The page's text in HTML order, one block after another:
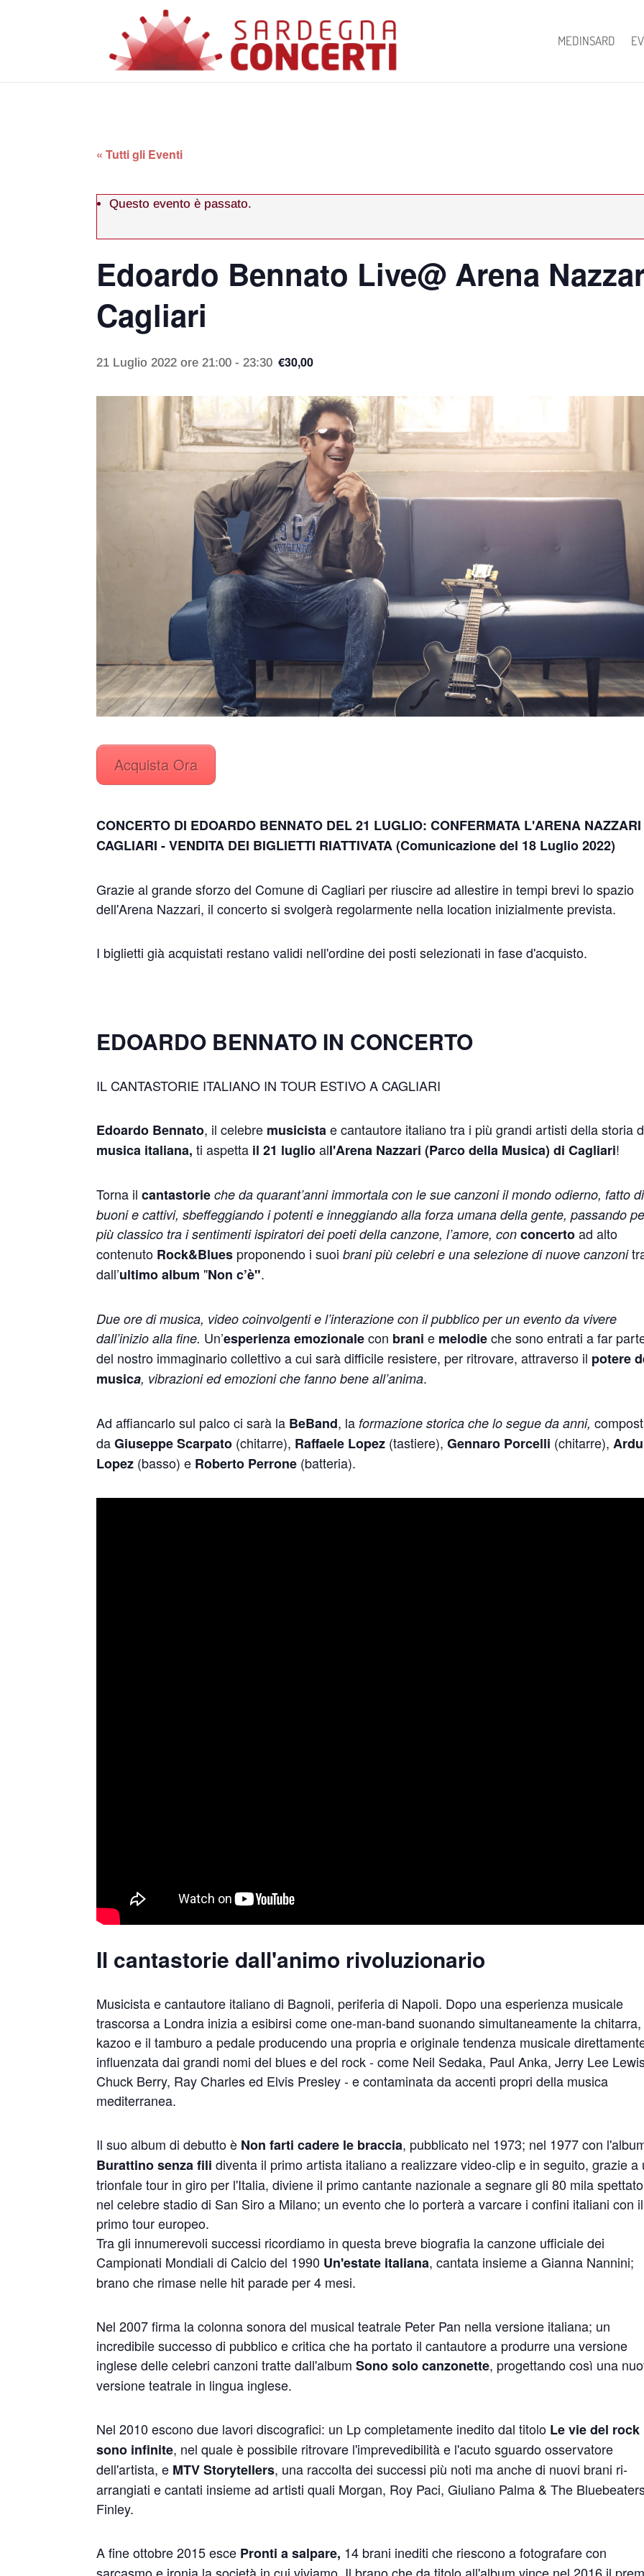
MEDINSARD
« Tutti gli Eventi
Questo evento è passato.
Edoardo Bennato Live@ Arena
Cagliari
21 Luglio 2022 ore 21:00 -23:30 €30,00
Acquista Ora
CONCERTO DI EDOARDO BENNATO DEL 21 LUGLIO: CONFERMATA L'ARENA
CAGLIARI - VENDITA DEI BIGLIETTI RIATTIVATA (Comunicazione del 18 Luglio 2022)
Grazie al grande sforzo del Comune di Cagliari per riuscire ad allestire in tempi brevi lo spazio
dell'Arena Nazzari, il concerto si svolgerà regolarmente nella location inizialmente prevista.
I biglietti già acquistati restano validi nell'ordine dei posti selezionati in fase d'acquisto.
EDOARDO BENNATO IN CONCERTO
IL CANTASTORIE ITALIANO IN TOUR ESTIVO A CAGLIARI
Edoardo Bennato, il celebre musicistae cantautore italiano tra i più grandi artisti della storia
musica italiana, ti aspetta il 21 luglioall'Arena Nazzari (Parco della Musica) di Cagliari!
Torna il cantastorie che da quarant’anni immortala con le sue canzoni il mondo odierno, fatto di
buoni e cattivi, sbeffeggiando i potenti e inneggiando alla forza umana della gente, passando
più classico tra i sentimenti ispiratori dei poeti della canzone, l’amore, con concertoad alto
contenuto Rock&Blues proponendo i suoibrani più celebri e una selezione di nuove canzoni
dall’ultimo album "Non c’è".
Due ore di musica, video coinvolgenti e l’interazione con il pubblico per un evento da vivere
dall’inizio alla fine. Un’esperienza emozionalecon brani e melodieche sono entrati a far
del nostro immaginario collettivo a cui sarà difficile resistere, per ritrovare, attraverso il potere
musica, vibrazioni ed emozioni che fanno bene all’anima.
Ad affiancarlo sul palco ci sarà la BeBand, la formazione storica che lo segue da anni,
daGiuseppe Scarpato (chitarre), Raffaele Lopez (tastiere),Gennaro Porcelli (chitarre),
Lopez (basso) e Roberto Perrone (batteria).
Il cantastorie dall'animo rivoluzionario
Musicista e cantautore italiano di Bagnoli, periferia di Napoli. Dopo una esperienza musicale
trascorsa a Londra inizia a esibirsi come one-man-band suonando simultaneamente la
kazoo e il tamburo a pedale producendo una propria e originale tendenza musicale
influenzata dai grandi nomi del blues e del rock - come Neil Sedaka, Paul Anka, Jerry Lee
Chuck Berry, Ray Charles ed Elvis Presley - e contaminata da accenti propri della musica
mediterranea.
Il suo album di debutto è Non farti cadere le braccia, pubblicato nel 1973; nel 1977 con
Burattino senza filidiventa il primo artista italiano a realizzare video-clip e in seguito, grazie a
trionfale tour in giro per l'Italia, diviene il primo cantante nazionale a segnare gli 80 mila
nel celebre stadio di San Siro a Milano; un evento che lo porterà a varcare i confini italiani con il
primo tour europeo.
Tra gli innumerevoli successi ricordiamo in questa breve biografia la canzone ufficiale dei
Campionati Mondiali di Calcio del 1990 Un'estate italiana, cantata insieme a Gianna Nannini;
brano che rimase nelle hit parade per 4 mesi.
Nel 2007 firma la colonna sonora del musical teatrale Peter Pan nella versione italiana; un
incredibile successo di pubblico e critica che ha portato il cantautore a produrre una versione
inglese delle celebri canzoni tratte dall'albumSono solo canzonette, progettando così una
versione teatrale in lingua inglese.
Nel 2010 escono due lavori discografici: un Lp completamente inedito dal titolo Le vie del rock
sono infinite, nel quale è possibile ritrovare l'imprevedibilità e l'acuto sguardo osservatore
dell'artista, e MTV Storytellers, una raccolta dei successi più noti ma anche di nuovi brani ri-
arrangiati e cantati insieme ad artisti quali Morgan, Roy Paci, Giuliano Palma & The
Finley.
A fine ottobre 2015 esce Pronti a salpare, 14 brani inediti che riescono a fotografare con